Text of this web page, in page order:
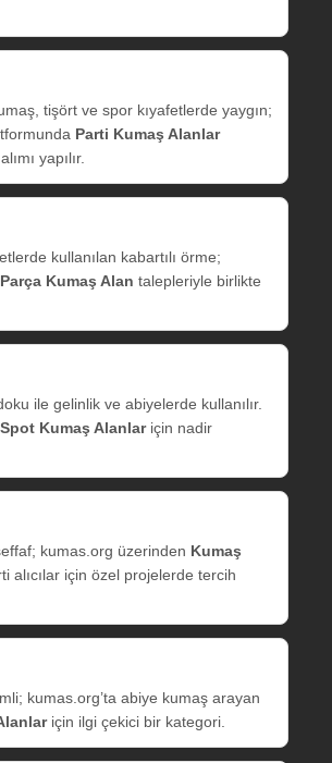
tişört ve spor kıyafetlerde yaygın;
Parti Kumaş Alanlar
yapılır.
kullanılan kabartılı örme;
Parça Kumaş Alan talepleriyle birlikte
ile gelinlik ve abiyelerde kullanılır.
Spot Kumaş Alanlariçin nadir
kumas.org üzerinden Kumaş
alıcılar için özel projelerde tercih
kumas.org’ta abiye kumaş arayan
için ilgi çekici bir kategori.